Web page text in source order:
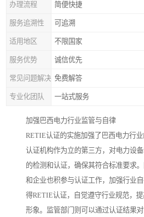
办理流程 简便快捷
服务追溯性 可追溯
适用地区 不限国家
服务优势 诚信优先
常见问题解决 免费解答
专业化团队 一站式服务
加强巴西电力行业监管与自律
RETIE认证的实施加强了巴西电力行业
认证机构作为立的第三方，对电力设
的检测和认证，确保其符合标准要求
和企业也积参与认证工作，加强行业
得RETIE认证，自觉遵守行业规范，
形象。监管部门则可以通过认证结果